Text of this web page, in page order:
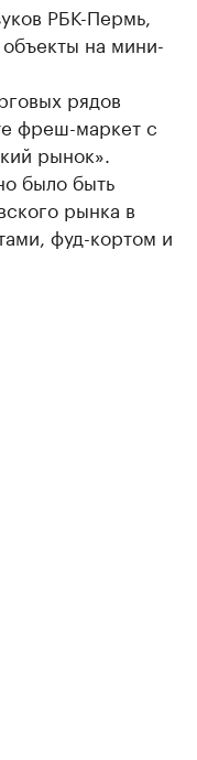
РБК-Пермь,
на мини-
рядов
фреш-маркет с
рынок».
было быть
рынка в
фуд-кортом и